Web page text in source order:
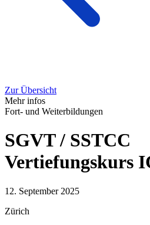
Zur Übersicht
Mehr infos
Fort- und Weiterbildungen
SGVT / SSTCC
Vertiefungskurs
12. September 2025
Zürich